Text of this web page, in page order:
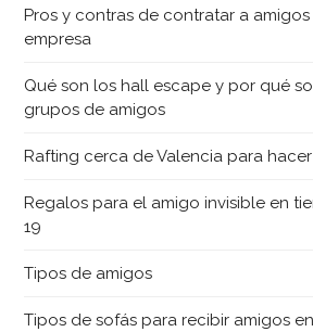
Pros y contras de contratar a
empresa
Qué son los hall escape y por qué
grupos de amigos
Rafting cerca de Valencia para
Regalos para el amigo invisible en
19
Tipos de amigos
Tipos de sofás para recibir amigos